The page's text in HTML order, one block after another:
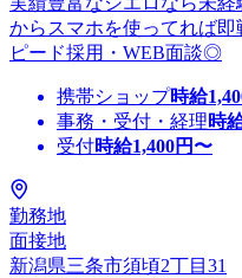
からスマホを使ってれば
ピード採用・WEB面談◎
携帯ショップ時給
事務・受付・経理時
受付時給1,400円〜
勤務地
面接地
新潟県三条市須頃2丁目31